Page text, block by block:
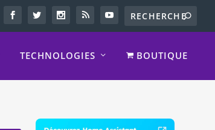
TECHNOLOGIES BOUTIQUE